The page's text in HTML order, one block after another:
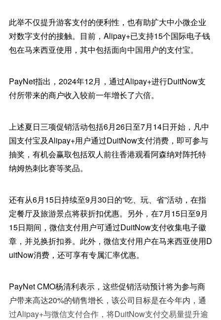
此举不仅提升游客支付的便利性，也有助扩大中小微企业
对数字支付的接触。目前，Alipay+已支持15个国际电子钱
包在马来西亚使用，其中包括面向中国用户的支付宝。
PayNet指出，2024年12月，通过Alipay+进行DuitNow支
付所带来的商户收入较前一年增长了六倍。
上述夏日三项促销活动包括6月26日至7月14日开始，凡中
国支付宝及Alipay+用户通过DuitNow支付消费，即可参与
抽奖，有机会赢取包括双人前往香港观看阿森纳对阵托特
纳姆热刺比赛等奖品。
还有从6月15日持续至9月30日的“吃、玩、省”活动，在指
定餐厅及旅游景点将获折扣优惠。另外，在7月15日至9月
15日期间，微信支付用户可通过DuitNow支付收集电子徽
章，并兑换折扣券。此外，微信支付用户在马来西亚使用D
uitNow消费，还可享有专属汇率优惠。
PayNet CMO杨清利表示，这些促销活动预计将为参与商
户带来高达20%的销售增长，该公司目标是在今年内，通
过Alipay+与微信支付合作，将DuitNow支付交易量提升逾